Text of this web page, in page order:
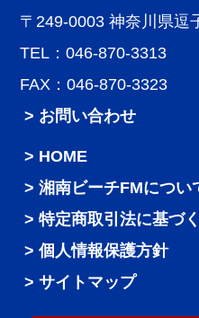
〒249-0003 神奈川県逗
TEL：046-870-3313
FAX：046-870-3323
> お問い合わせ
HOME
湘南ビーチFMについ
特定商取引法に基づ
個人情報保護方針
サイトマップ